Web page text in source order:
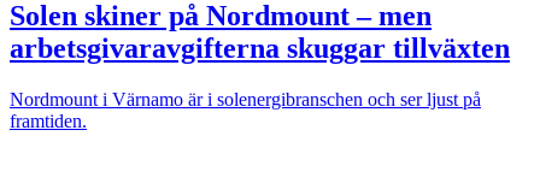
Solen skiner på Nordmount – men
arbetsgivaravgifterna skuggar tillväxten
Nordmount i Värnamo är i solenergibranschen och ser ljust på
framtiden.